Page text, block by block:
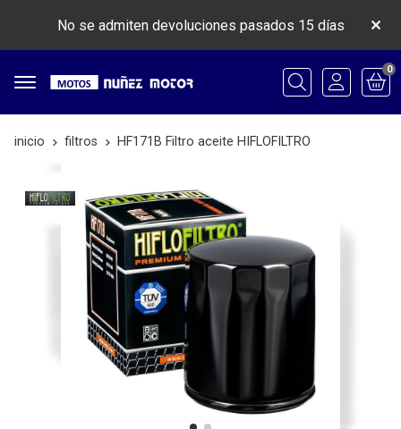
No se admiten devoluciones pasados 15 días
Buscar
0
inicio filtros HF171B Filtro aceite HIFLOFILTRO